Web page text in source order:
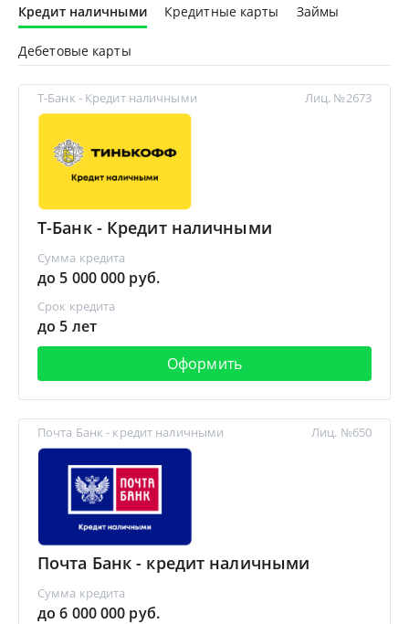
Кредит наличными Кредитные карты Займы
Дебетовые карты
Т-Банк - Кредит наличными
Т-Банк - Кредит наличными
Сумма кредита
до 5 000 000 руб.
Срок кредита
до 5 лет
Оформить
Лиц. №2673
Почта Банк - кредит наличными
Почта Банк - кредит наличными
Сумма кредита
до 6 000 000 руб.
Лиц. №650